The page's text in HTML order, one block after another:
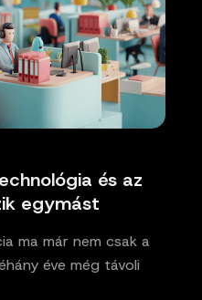
és az
egymást
ma már nem csak a
éve még távoli